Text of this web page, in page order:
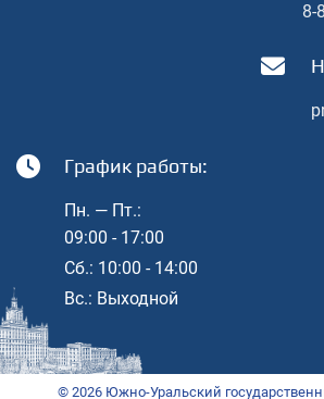
8-
График работы:
Пн. — Пт.:
09:00 - 17:00
Cб.: 10:00 - 14:00
Вс.: Выходной
© 2026 Южно-Уральский